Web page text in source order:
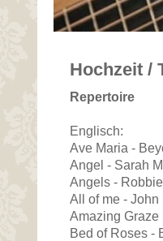
Hochzeit /
Repertoire
Englisch:
Ave Maria -
Angel - Sarah
Angels -
All of me - John
Amazing Graze
Bed of Roses -